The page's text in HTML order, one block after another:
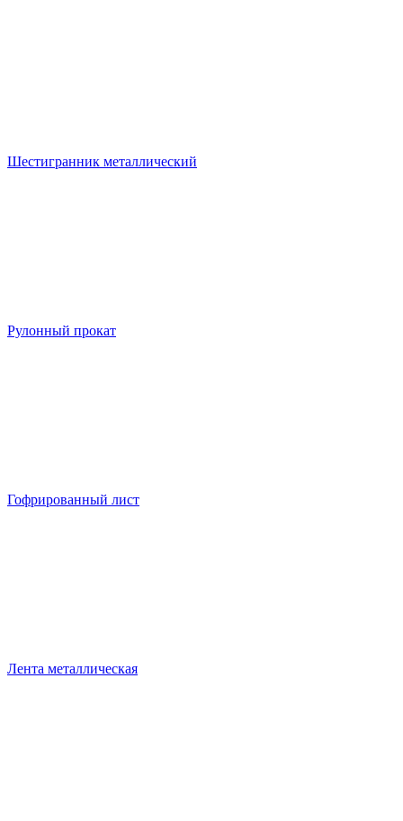
Шестигранник металлический
Рулонный прокат
Гофрированный лист
Лента металлическая